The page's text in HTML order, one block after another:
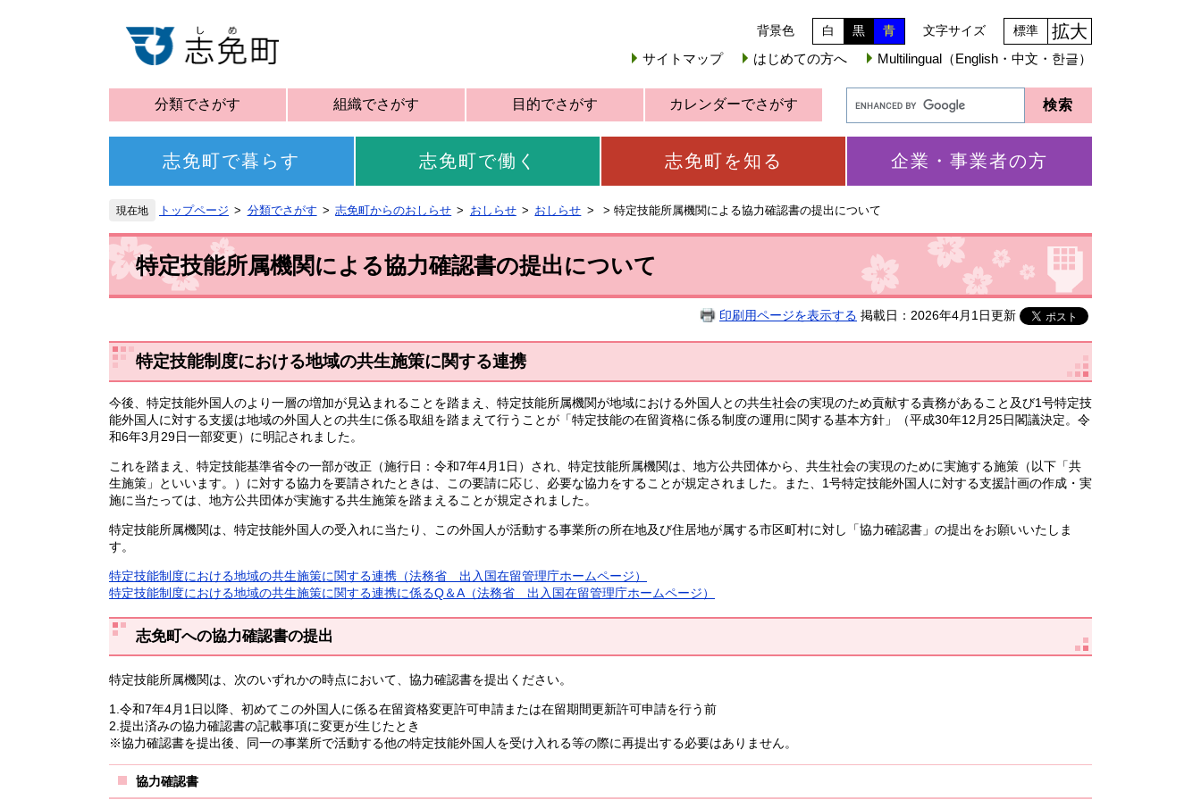
背景色 白 黒 青 文字サイズ 標準 拡大
サイトマップ はじめての方へ Multilingual（English・中文・한글）
分類でさがす 組織でさがす 目的でさがす カレンダーでさがす
志免町で暮らす 志免町で働く 志免町を知る 企業・事業者の方
トップページ 分類でさがす 志免町からのおしらせ おしらせ おしらせ > 特定技能所属機関による協力確認書の提出について
特定技能所属機関による協力確認書の提出について
印刷用ページを表示する 掲載日：2026年4月1日更新
特定技能制度における地域の共生施策に関する連携
今後、特定技能外国人のより一層の増加が見込まれることを踏まえ、特定技能所属機関が地域における外国人との共生社会の実現のため貢献する責務があること及び1号特定技
能外国人に対する支援は地域の外国人との共生に係る取組を踏まえて行うことが「特定技能の在留資格に係る制度の運用に関する基本方針」（平成30年12月25日閣議決定。令
和6年3月29日一部変更）に明記されました。
これを踏まえ、特定技能基準省令の一部が改正（施行日：令和7年4月1日）され、特定技能所属機関は、地方公共団体から、共生社会の実現のために実施する施策（以下「共
生施策」といいます。）に対する協力を要請されたときは、この要請に応じ、必要な協力をすることが規定されました。また、1号特定技能外国人に対する支援計画の作成・実
施に当たっては、地方公共団体が実施する共生施策を踏まえることが規定されました。
特定技能所属機関は、特定技能外国人の受入れに当たり、この外国人が活動する事業所の所在地及び住居地が属する市区町村に対し「協力確認書」の提出をお願いいたしま
す。
特定技能制度における地域の共生施策に関する連携（法務省 出入国在留管理庁ホームページ）
特定技能制度における地域の共生施策に関する連携に係るQ＆A（法務省 出入国在留管理庁ホームページ）
志免町への協力確認書の提出
特定技能所属機関は、次のいずれかの時点において、協力確認書を提出ください。
1.令和7年4月1日以降、初めてこの外国人に係る在留資格変更許可申請または在留期間更新許可申請を行う前
2.提出済みの協力確認書の記載事項に変更が生じたとき
※協力確認書を提出後、同一の事業所で活動する他の特定技能外国人を受け入れる等の際に再提出する必要はありません。
協力確認書